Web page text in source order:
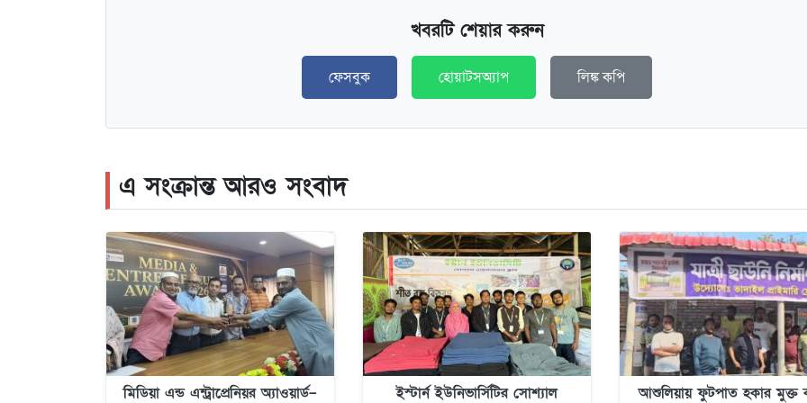
খবরটি শেয়ার করুন
ফেসবুক হোয়াটসঅ্যাপ লিঙ্ক কপি
এ সংক্রান্ত আরও সংবাদ
মিডিয়া এন্ড এন্ট্রাপ্রেনিয়র অ্যাওয়ার্ড– ইস্টার্ন ইউনিভার্সিটির সোশ্যাল আশুলিয়ায় ফুটপাত হকার মুক্ত